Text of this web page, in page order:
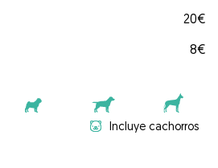
20€
8€
Incluye cachorros